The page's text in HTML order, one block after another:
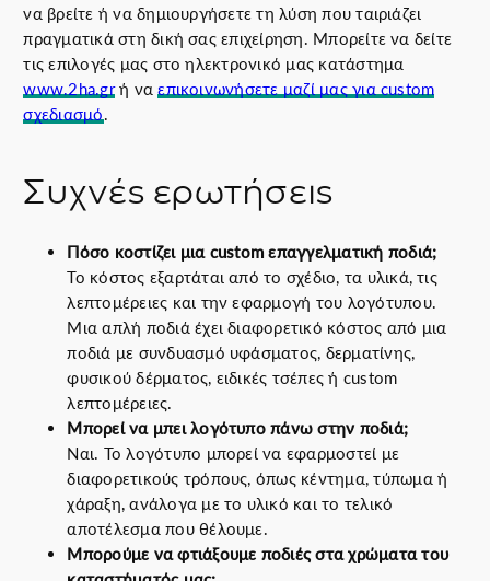
να βρείτε ή να δημιουργήσετε τη λύση που ταιριάζει
πραγματικά στη δική σας επιχείρηση. Μπορείτε να δείτε
τις επιλογές μας στο ηλεκτρονικό μας κατάστημα
www.2ha.grή ναεπικοινωνήσετε μαζί μας για custom
σχεδιασμό.
Συχνές ερωτήσεις
Πόσο κοστίζει μια custom επαγγελματική ποδιά;
Το κόστος εξαρτάται από το σχέδιο, τα υλικά, τις
λεπτομέρειες και την εφαρμογή του λογότυπου.
Μια απλή ποδιά έχει διαφορετικό κόστος από μια
ποδιά με συνδυασμό υφάσματος, δερματίνης,
φυσικού δέρματος, ειδικές τσέπες ή custom
λεπτομέρειες.
Μπορεί να μπει λογότυπο πάνω στην ποδιά;
Ναι. Το λογότυπο μπορεί να εφαρμοστεί με
διαφορετικούς τρόπους, όπως κέντημα, τύπωμα ή
χάραξη, ανάλογα με το υλικό και το τελικό
αποτέλεσμα που θέλουμε.
Μπορούμε να φτιάξουμε ποδιές στα χρώματα του